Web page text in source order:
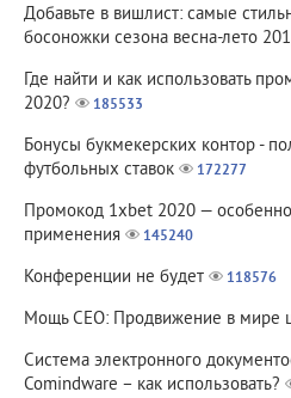
Добавьте в вишлист: самые
босоножки сезона весна-лето
Где найти и как использовать
2020?
185533
Бонусы букмекерских контор -
футбольных ставок
172277
Промокод 1xbet 2020 —
применения
145240
Конференции не будет 118576
Мощь СЕО: Продвижение в мире
Система электронного
Comindware – как использовать?